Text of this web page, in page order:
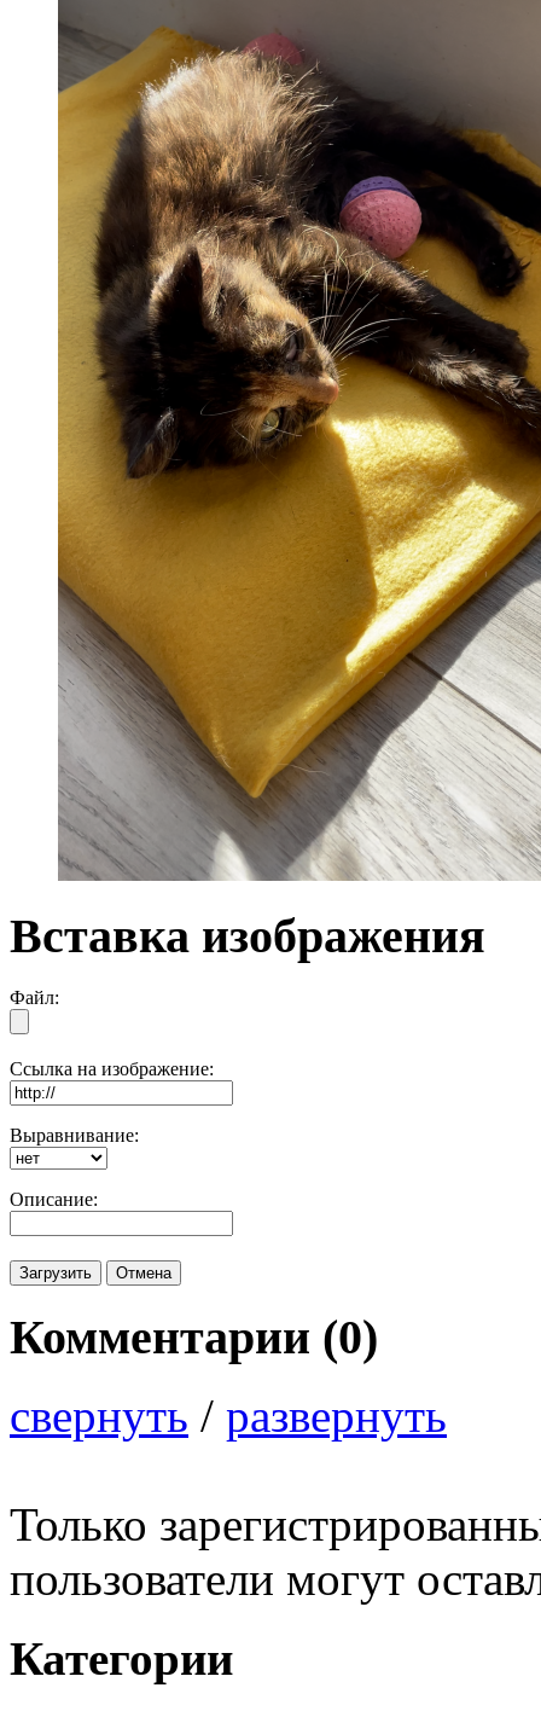
Вставка изображения
Файл:
Ссылка на изображение:
Выравнивание:
Описание:
Комментарии (0)
свернуть / развернуть
Только
пользователи могут
Категории